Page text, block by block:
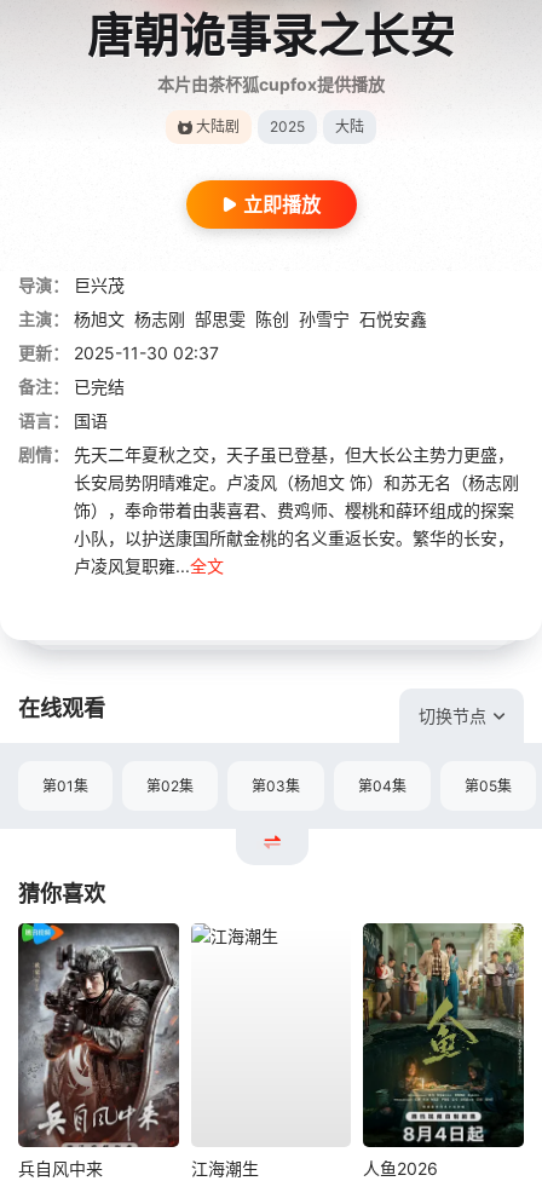
唐朝诡事录之长安
本片由茶杯狐cupfox提供播放
大陆剧 2025 大陆
立即播放
导演：
巨兴茂
主演：
杨旭文 杨志刚 郜思雯 陈创 孙雪宁 石悦安鑫
更新：
2025-11-30 02:37
备注：
已完结
语言：
国语
剧情：
先天二年夏秋之交，天子虽已登基，但大长公主势力更盛，
长安局势阴晴难定。卢凌风（杨旭文 饰）和苏无名（杨志刚
饰），奉命带着由裴喜君、费鸡师、樱桃和薛环组成的探案
小队，以护送康国所献金桃的名义重返长安。繁华的长安，
卢凌风复职雍...全文
在线观看 切换节点
第01集 第02集 第03集 第04集 第05集
猜你喜欢
兵自风中来 江海潮生 人鱼2026